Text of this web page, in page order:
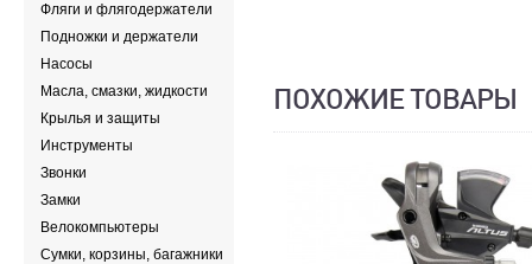
Фляги и флягодержатели
Подножки и держатели
Насосы
Масла, смазки, жидкости
Крылья и защиты
Инструменты
Звонки
Замки
Велокомпьютеры
Сумки, корзины, багажники
ПОХОЖИЕ ТОВАРЫ